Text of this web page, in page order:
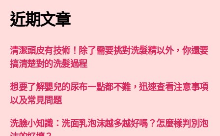
近期文章
清潔頭皮有技術！除了需要挑對洗髮精以外，你還要
搞清楚對的洗髮過程
想要了解嬰兒的尿布一點都不難，迅速查看注意事項
以及常見問題
洗臉小知識：洗面乳泡沫越多越好嗎？怎麼樣判別泡